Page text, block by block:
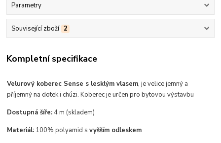
Parametry
Související zboží 2
Kompletní specifikace
Velurový koberec Sense s lesklým vlasem,je velice jemný a
příjemný na dotek i chúzi. Koberec jeurčen pro bytovou výstavbu
Dostupná šíře: 4 m (skladem)
Materiál: 100% polyamid svyšším odleskem